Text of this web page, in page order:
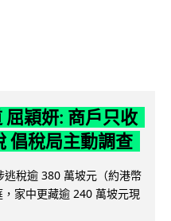
穎妍: 商戶只收
倡稅局主動調查
稅逾 380 萬坡元（約港幣
家中更藏逾 240 萬坡元現